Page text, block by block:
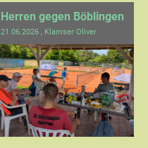
Herren gegen Böblingen
21.06.2026 , Klamser Oliver